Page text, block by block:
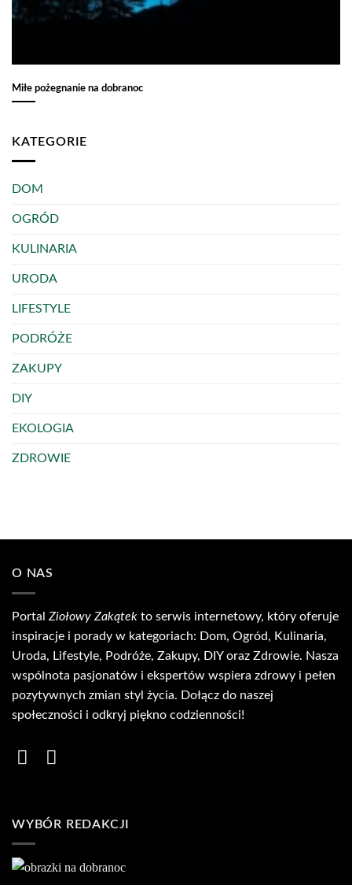
Miłe pożegnanie na dobranoc
KATEGORIE
DOM
OGRÓD
KULINARIA
URODA
LIFESTYLE
PODRÓŻE
ZAKUPY
DIY
EKOLOGIA
ZDROWIE
O NAS
Portal Ziołowy Zakątek to serwis internetowy, który oferuje
inspiracje i porady w kategoriach: Dom, Ogród, Kulinaria,
Uroda, Lifestyle, Podróże, Zakupy, DIY oraz Zdrowie. Nasza
wspólnota pasjonatów i ekspertów wspiera zdrowy i pełen
pozytywnych zmian styl życia. Dołącz do naszej
społeczności i odkryj piękno codzienności!
WYBÓR REDAKCJI